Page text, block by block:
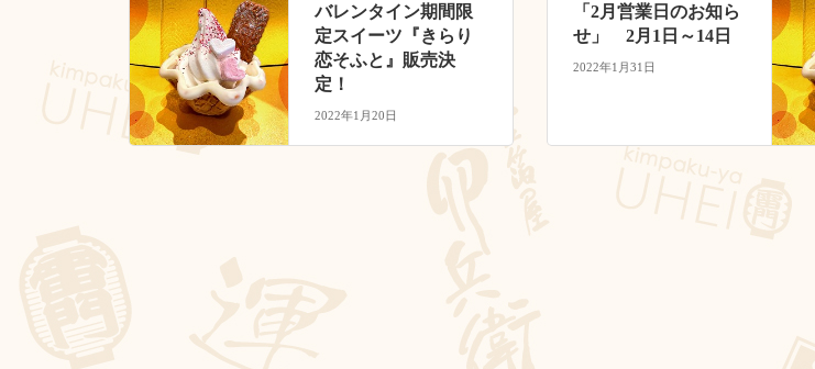
バレンタイン期間限
定スイーツ『きらり
恋そふと』販売決
定！
2022年1月20日
「2月営業日のお知ら
せ」 2月1日～14日
2022年1月31日